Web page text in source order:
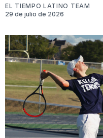
EL TIEMPO LATINO TEAM
29 de julio de 2026